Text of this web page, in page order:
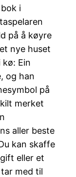
i
på å køyre
nye huset
Ein
og han
på
merket
aller beste
kan skaffe
eller et
med til